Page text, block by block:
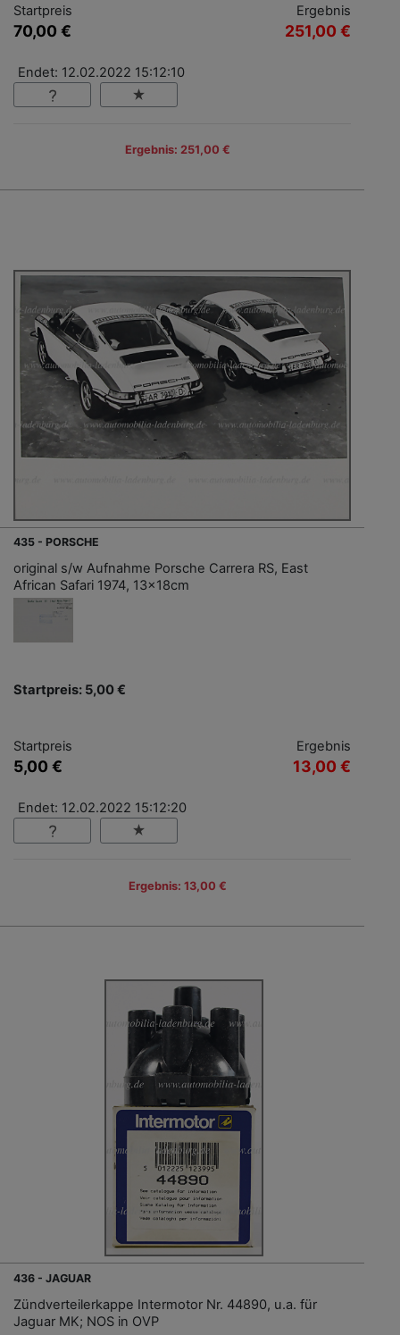
Startpreis
70,00 €
Ergebnis
251,00 €
Endet: 12.02.2022 15:12:10
Ergebnis: 251,00 €
435 - PORSCHE
original s/w Aufnahme Porsche Carrera RS, East
African Safari 1974, 13x18cm
Startpreis: 5,00 €
Startpreis
5,00 €
Ergebnis
13,00 €
Endet: 12.02.2022 15:12:20
Ergebnis: 13,00 €
436 - JAGUAR
Zündverteilerkappe Intermotor Nr. 44890, u.a. für
Jaguar MK; NOS in OVP